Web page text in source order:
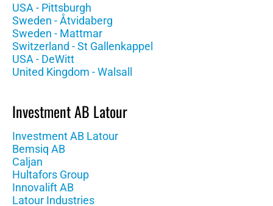
USA - Pittsburgh
Sweden - Åtvidaberg
Sweden - Mattmar
Switzerland - St Gallenkappel
USA - DeWitt
United Kingdom - Walsall
Investment AB Latour
Investment AB Latour
Bemsiq AB
Caljan
Hultafors Group
Innovalift AB
Latour Industries